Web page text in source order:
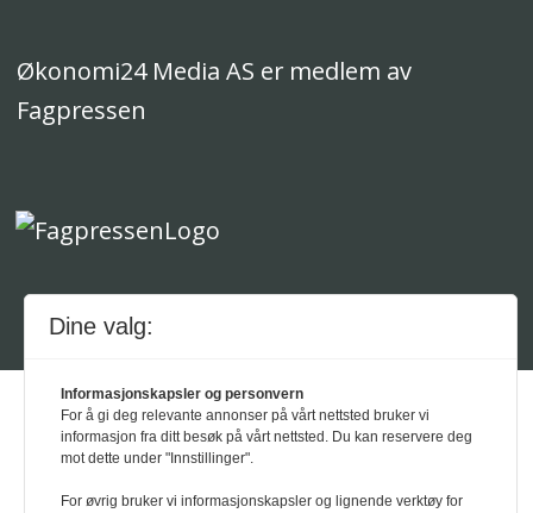
Økonomi24 Media AS er medlem av
Fagpressen
Powered by Labrador CMS
Dine valg:
Informasjonskapsler og personvern
For å gi deg relevante annonser på vårt nettsted bruker vi
informasjon fra ditt besøk på vårt nettsted. Du kan reservere deg
mot dette under "Innstillinger".
For øvrig bruker vi informasjonskapsler og lignende verktøy for